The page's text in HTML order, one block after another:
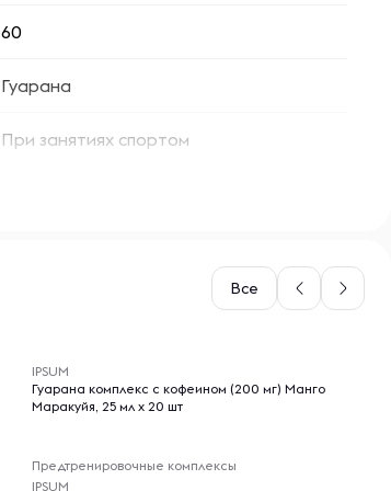
60
Гуарана
При занятиях спортом
Все
IPSUM
Гуарана комплекс с кофеином (200 мг) Манго
Маракуйя, 25 мл x 20 шт
Предтренировочные комплексы
IPSUM